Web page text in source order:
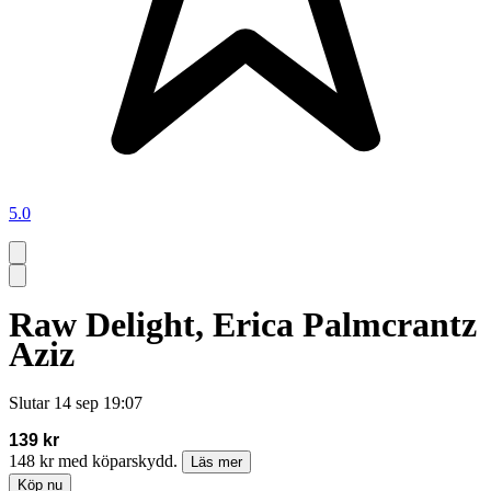
5.0
Raw Delight, Erica Palmcrantz
Aziz
Slutar 14 sep 19:07
139 kr
148 kr med köparskydd.
Läs mer
Köp nu